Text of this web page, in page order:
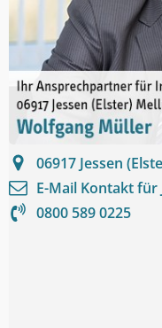
06917 Jessen
E-Mail Kontakt für
0800 589 0225